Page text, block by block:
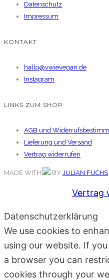
Datenschutz
Impressum
KONTAKT
hallo@vwievegan.de
Instagram
LINKS ZUM SHOP
AGB und
Lieferung und Versand
Vertrag widerrufen
MADE WITH BY JULIAN FUCHS
Vertrag
Datenschutzerklärung
We use cookies to
using our website. If
a browser you can
cookies through your